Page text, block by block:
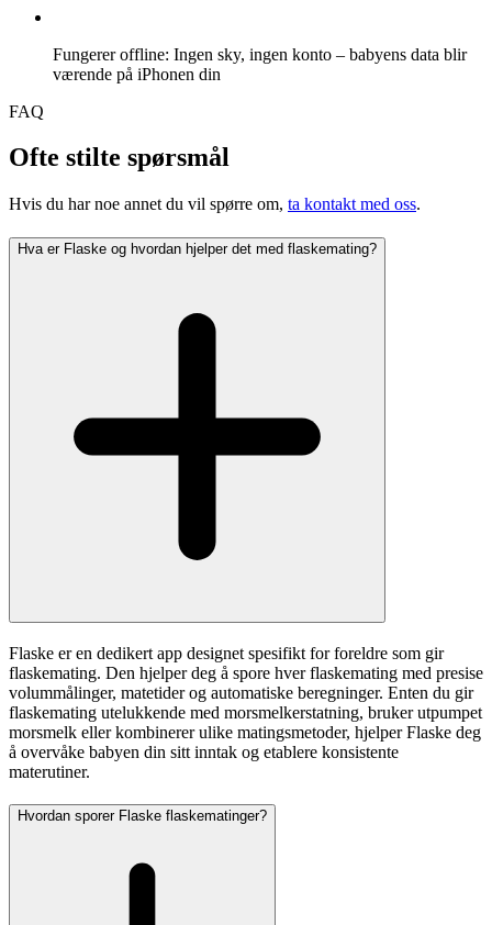
Fungerer offline: Ingen sky, ingen konto – babyens data blir
værende på iPhonen din
FAQ
Ofte stilte spørsmål
Hvis du har noe annet du vil spørre om, ta kontakt med oss.
Hva er Flaske og hvordan hjelper det med flaskemating?
Flaske er en dedikert app designet spesifikt for foreldre som gir
flaskemating. Den hjelper deg å spore hver flaskemating med presise
volummålinger, matetider og automatiske beregninger. Enten du gir
flaskemating utelukkende med morsmelkerstatning, bruker utpumpet
morsmelk eller kombinerer ulike matingsmetoder, hjelper Flaske deg
å overvåke babyen din sitt inntak og etablere konsistente
materutiner.
Hvordan sporer Flaske flaskematinger?